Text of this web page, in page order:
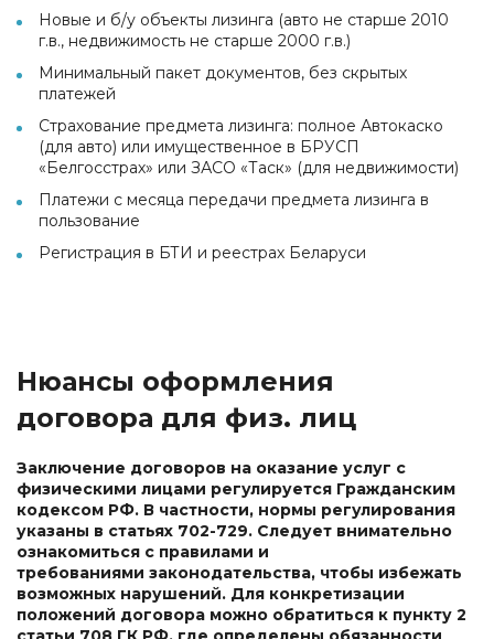
Новые и б/у объекты лизинга (авто не старше 2010
г.в., недвижимость не старше 2000 г.в.)
Минимальный пакет документов, без скрытых
платежей
Страхование предмета лизинга: полное Автокаско
(для авто) или имущественное в БРУСП
«Белгосстрах» или ЗАСО «Таск» (для недвижимости)
Платежи с месяца передачи предмета лизинга в
пользование
Регистрация в БТИ и реестрах Беларуси
Нюансы оформления
договора для физ. лиц
Заключение договоров на оказание услуг с
физическими лицами регулируется Гражданским
кодексом РФ. В частности, нормы регулирования
указаны в статьях 702-729. Следует внимательно
ознакомиться с правилами и
требованиями законодательства, чтобы избежать
возможных нарушений. Для конкретизации
положений договора можно обратиться к пункту 2